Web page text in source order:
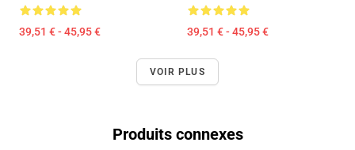
39,51 € - 45,95 € 39,51 € - 45,95 €
VOIR PLUS
Produits connexes